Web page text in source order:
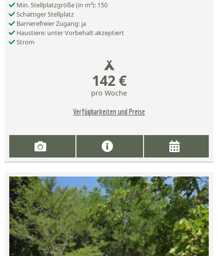
Min. Stellplatzgröße (in m²): 150
Schattiger Stellplatz
Barrierefreier Zugang: ja
Haustiere: unter Vorbehalt akzeptiert
Strom
142 €
pro Woche
Verfügbarkeiten und Preise